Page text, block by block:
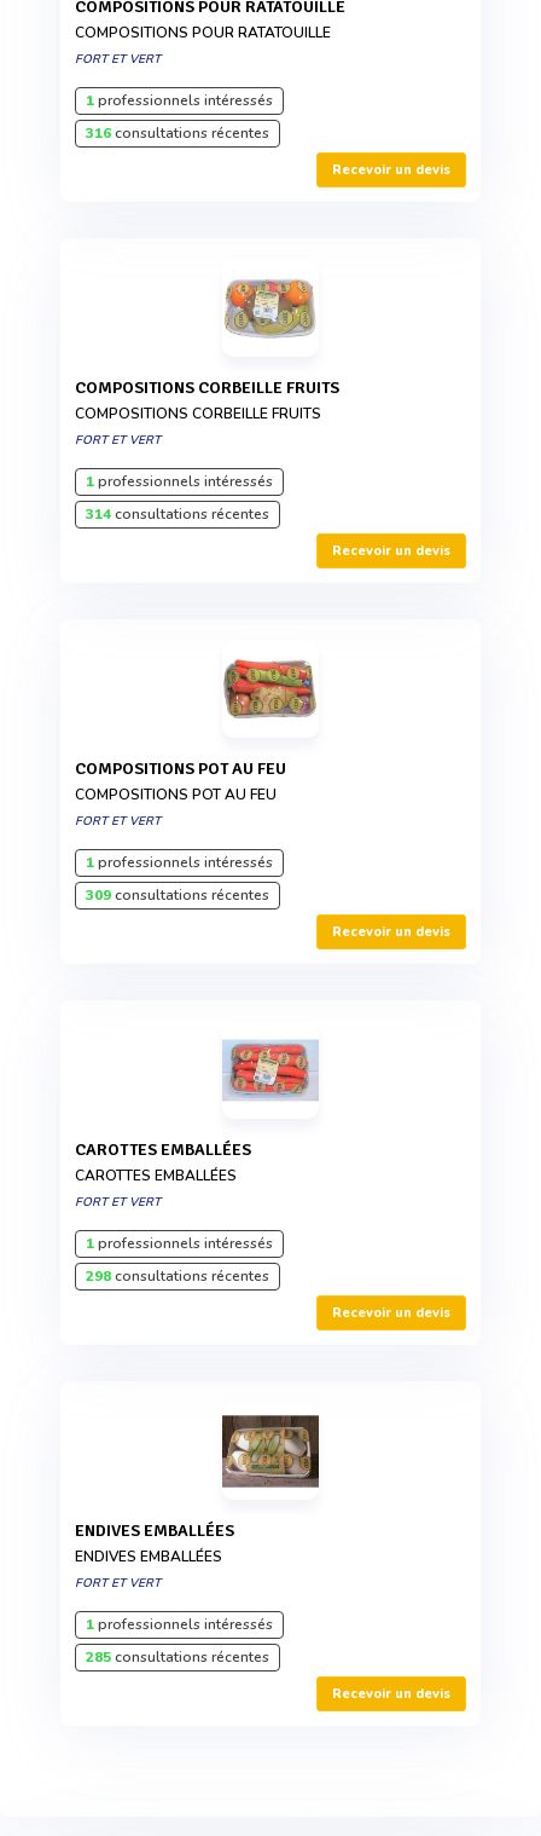
COMPOSITIONS POUR RATATOUILLE
COMPOSITIONS POUR RATATOUILLE
FORT ET VERT
1professionnels intéressés
316consultations récentes
Recevoir un devis
COMPOSITIONS CORBEILLE FRUITS
COMPOSITIONS CORBEILLE FRUITS
FORT ET VERT
1professionnels intéressés
314consultations récentes
Recevoir un devis
COMPOSITIONS POT AU FEU
COMPOSITIONS POT AU FEU
FORT ET VERT
1professionnels intéressés
309consultations récentes
Recevoir un devis
CAROTTES EMBALLÉES
CAROTTES EMBALLÉES
FORT ET VERT
1professionnels intéressés
298consultations récentes
Recevoir un devis
ENDIVES EMBALLÉES
ENDIVES EMBALLÉES
FORT ET VERT
1professionnels intéressés
285consultations récentes
Recevoir un devis